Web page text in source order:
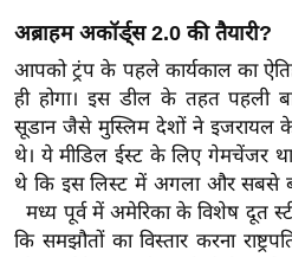
ड
फि
ल्म
स
मी
क्षा
B
अब्राहम अकॉर्ड्स 2.0 की तैयारी?
आपको ट्रंप के पहले कार्यकाल का
ही होगा। इस डील के तहत पहली
सूडान जैसे मुस्लिम देशों ने इजरायल
थे। ये मीडिल ईस्ट के लिए गेमचेंजर
थे कि इस लिस्ट में अगला और सबसे
मध्य पूर्व में अमेरिका के विशेष दूत
कि समझौतों का विस्तार करना